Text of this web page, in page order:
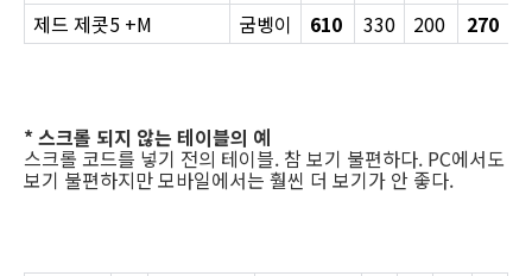
제드 제콧5 +M
굼벵이 610 330 200 270
* 스크롤 되지 않는 테이블의 예
스크롤 코드를 넣기 전의 테이블. 참 보기 불편하다. PC에서도
보기 불편하지만 모바일에서는 훨씬 더 보기가 안 좋다.